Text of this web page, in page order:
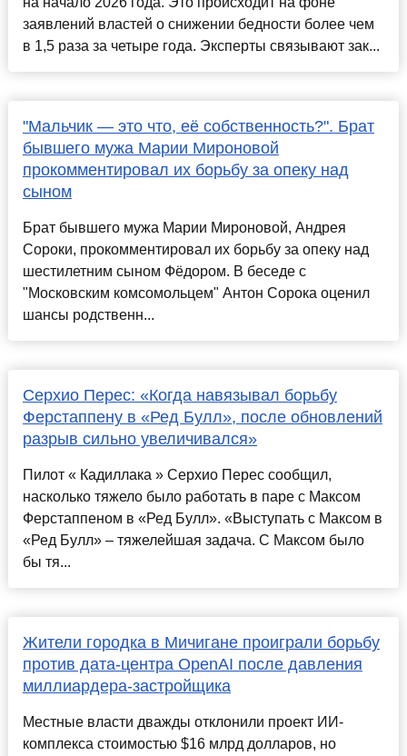
заявлений властей о снижении бедности более чем
в 1,5 раза за четыре года. Эксперты связывают зак...
"Мальчик — это что, её собственность?". Брат
бывшего мужа Марии Мироновой
прокомментировал их борьбу за опеку над
сыном
Брат бывшего мужа Марии Мироновой, Андрея
Сороки, прокомментировал их борьбу за опеку над
шестилетним сыном Фёдором. В беседе с
"Московским комсомольцем" Антон Сорока оценил
шансы родственн...
Серхио Перес: «Когда навязывал борьбу
Ферстаппену в «Ред Булл», после обновлений
разрыв сильно увеличивался»
Пилот « Кадиллака » Серхио Перес сообщил,
насколько тяжело было работать в паре с Максом
Ферстаппеном в «Ред Булл». «Выступать с Максом в
«Ред Булл» – тяжелейшая задача. С Максом было
бы тя...
Жители городка в Мичигане проиграли борьбу
против дата-центра OpenAI после давления
миллиардера-застройщика
Местные власти дважды отклонили проект ИИ-
комплекса стоимостью $16 млрд долларов, но